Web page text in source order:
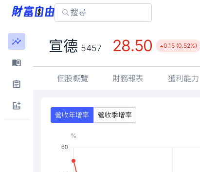
宣德 5457 28.50 0.15 (0.52%)
個股概覽 財務報表 獲利能力
營收年增率 營收季增率